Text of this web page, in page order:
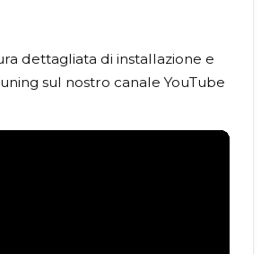
dettagliata di installazione e
sul nostro canale YouTube